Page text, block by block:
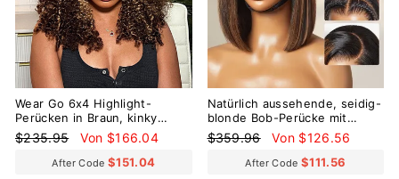
Wear Go 6x4 Highlight-
Perücken in Braun, kinky
lockig, vorgezupft, klebefrei,
Spitzenperücken
Normaler
$235.95 Sonderpreis
Von $166.04
After Code $151.04
Natürlich aussehende, seidig-
blonde Bob-Perücke mit
braunen Highlights und
stumpfem Schnitt, ohne
Kleber, 6 x 4 Spitzenperücke
Normaler
$359.96 Sonderpreis
Von $126.56
After Code $111.56